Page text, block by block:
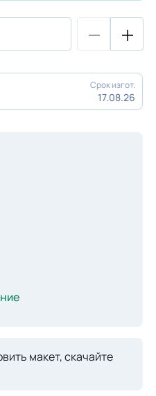
Срок изгот.
17.08.26
макет, скачайте